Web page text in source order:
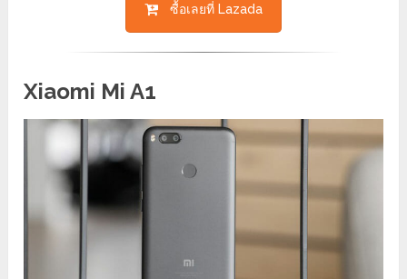
ซื้อเลยที่ Lazada
Xiaomi Mi A1